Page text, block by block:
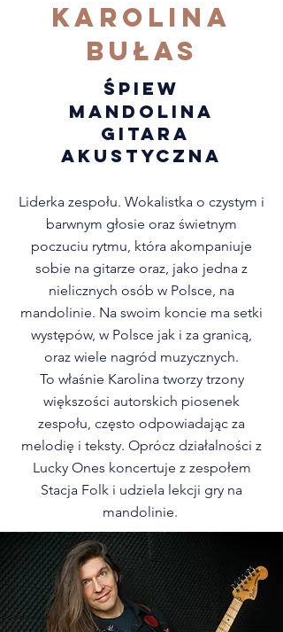
Karolina
Bułas
śPIEW
MANDOLINA
GITARA
AKUSTYCZNA
Liderka zespołu. Wokalistka o czystym i
barwnym głosie oraz świetnym
poczuciu rytmu, która akompaniuje
sobie na gitarze oraz, jako jedna z
nielicznych osób w Polsce, na
mandolinie. Na swoim koncie ma setki
występów, w Polsce jak i za granicą,
oraz wiele nagród muzycznych.
To właśnie Karolina tworzy trzony
większości autorskich piosenek
zespołu, często odpowiadając za
melodię i teksty. Oprócz działalności z
Lucky Ones koncertuje z zespołem
Stacja Folk i udziela lekcji gry na
mandolinie.